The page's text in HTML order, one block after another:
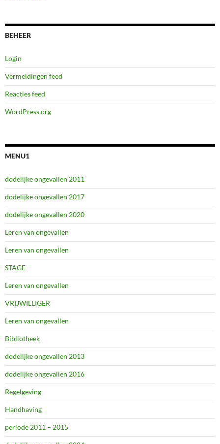
BEHEER
Login
Vermeldingen feed
Reacties feed
WordPress.org
MENU1
dodelijke ongevallen 2011
dodelijke ongevallen 2017
dodelijke ongevallen 2020
Leren van ongevallen
Leren van ongevallen
STAGE
Leren van ongevallen
VRIJWILLIGER
Leren van ongevallen
Bibliotheek
dodelijke ongevallen 2013
dodelijke ongevallen 2016
Regelgeving
Handhaving
periode 2011 – 2015